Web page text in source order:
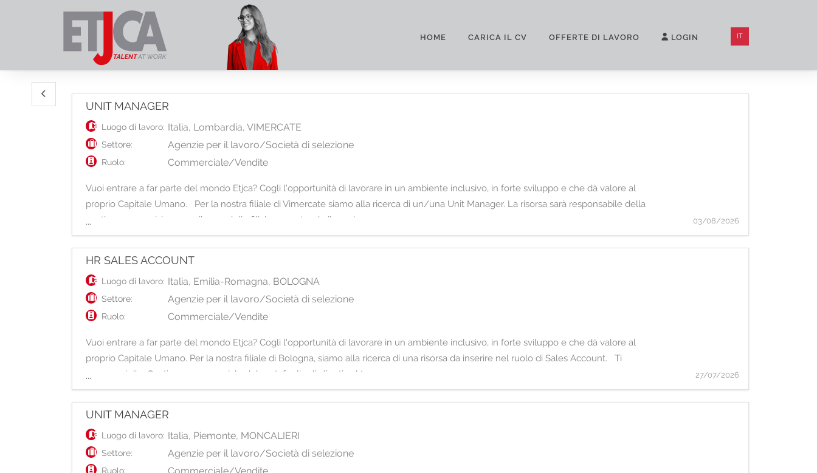
HOME CARICA IL CV OFFERTE DI LAVORO LOGIN IT
UNIT MANAGER
Luogo di lavoro: Italia, Lombardia,VIMERCATE
Settore: Agenzie per il lavoro/Società di selezione
Ruolo: Commerciale/Vendite
Vuoi entrare a far parte del mondo Etjca? Cogli l'opportunità di lavorare in un ambiente inclusivo, in forte sviluppo e che dà valore al
proprio Capitale Umano. Per la nostra filiale di Vimercate siamo alla ricerca di un/una Unit Manager. La risorsa sarà responsabile della
gestione, supervisione e sviluppo della filiale, garantendo il raggiun
... 03/08/2026
HR SALES ACCOUNT
Luogo di lavoro: Italia, Emilia-Romagna, BOLOGNA
Settore: Agenzie per il lavoro/Società di selezione
Ruolo: Commerciale/Vendite
Vuoi entrare a far parte del mondo Etjca? Cogli l'opportunità di lavorare in un ambiente inclusivo, in forte sviluppo e che dà valore al
proprio Capitale Umano. Per la nostra filiale di Bologna, siamo alla ricerca di una risorsa da inserire nel ruolo di Sales Account. Ti
occuperai di: - Gestione commerciale del portafoglio di clienti sul ter
... 27/07/2026
UNIT MANAGER
Luogo di lavoro: Italia, Piemonte, MONCALIERI
Settore: Agenzie per il lavoro/Società di selezione
Ruolo: